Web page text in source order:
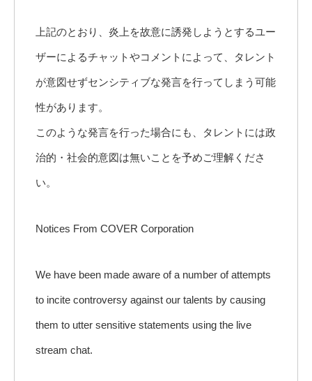
上記のとおり、炎上を故意に誘発しようとするユー
ザーによるチャットやコメントによって、タレント
が意図せずセンシティブな発言を行ってしまう可能
性があります。
このような発言を行った場合にも、タレントには政
治的・社会的意図は無いことを予めご理解くださ
い。
Notices From COVER Corporation
We have been made aware of a number of attempts
to incite controversy against our talents by causing
them to utter sensitive statements using the live
stream chat.